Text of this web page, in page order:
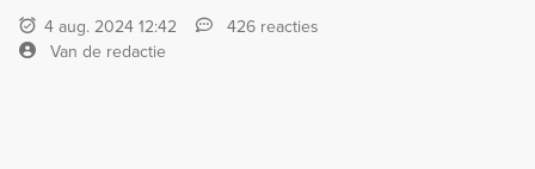
4 aug. 2024 12:42
426 reacties
Van de redactie